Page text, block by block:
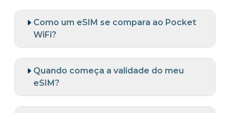
Como um eSIM se compara ao Pocket
WiFi?
Quando começa a validade do meu
eSIM?